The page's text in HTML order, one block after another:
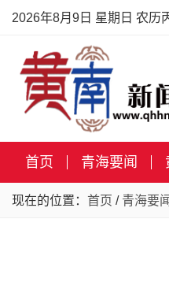
2026年8月9日 星期日 农历
首页 青海要闻
现在的位置： 首页 / 青海要闻